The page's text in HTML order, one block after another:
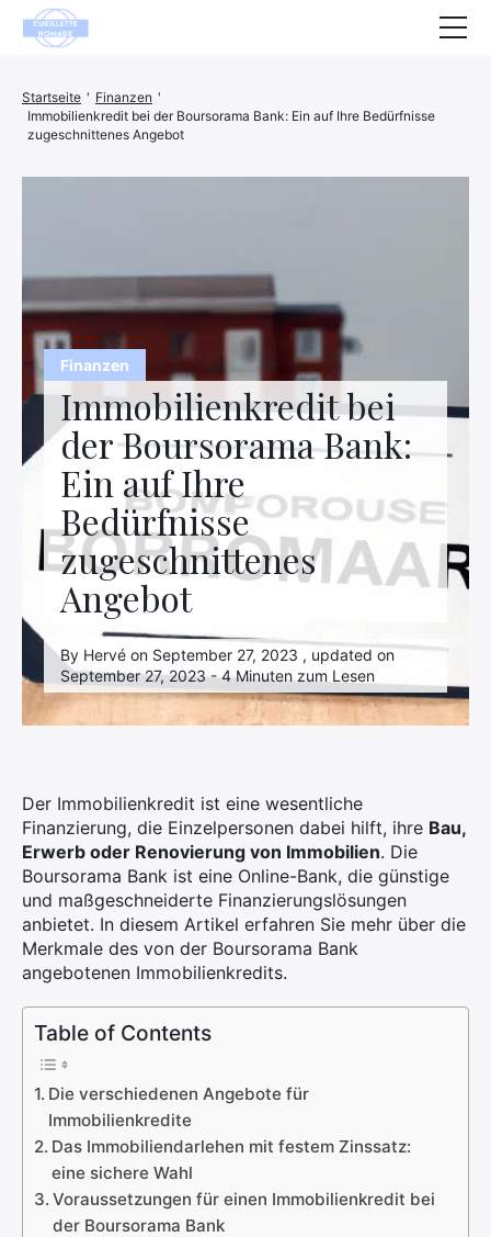
Finanzen
Immobilienkredit bei
der Boursorama Bank:
Ein auf Ihre
Bedürfnisse
zugeschnittenes
Angebot
By Hervé on September 27, 2023 , updated on
September 27, 2023 - 4 Minuten zum Lesen
Startseite ' Finanzen '
Immobilienkredit bei der Boursorama Bank: Ein auf Ihre Bedürfnisse
zugeschnittenes Angebot
Der Immobilienkredit ist eine wesentliche
Finanzierung, die Einzelpersonen dabei hilft, ihre Bau,
Erwerb oder Renovierung von Immobilien. Die
Boursorama Bank ist eine Online-Bank, die günstige
und maßgeschneiderte Finanzierungslösungen
anbietet. In diesem Artikel erfahren Sie mehr über die
Merkmale des von der Boursorama Bank
angebotenen Immobilienkredits.
Table of Contents
Die verschiedenen Angebote für
Immobilienkredite
Das Immobiliendarlehen mit festem Zinssatz:
eine sichere Wahl
Voraussetzungen für einen Immobilienkredit bei
der Boursorama Bank
Tiere
Dekoration
Unternehmen
Finanzen
Hightech
Freizeit